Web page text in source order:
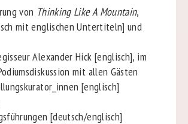
von Thinking Like A Mountain,
mit englischen Untertiteln] und
Alexander Hick [englisch], im
mit allen Gästen
[englisch]
[deutsch/englisch]